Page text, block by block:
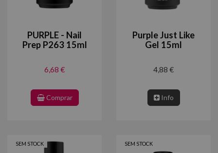
PURPLE - Nail
Prep P263 15ml
6,68 €
Comprar
Purple Just Like
Gel 15ml
4,88 €
Info
SEM STOCK SEM STOCK